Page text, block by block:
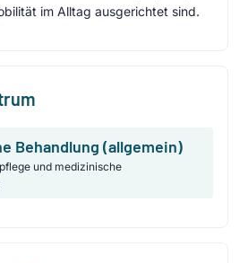
im Alltag ausgerichtet sind.
Behandlung (allgemein)
und medizinische